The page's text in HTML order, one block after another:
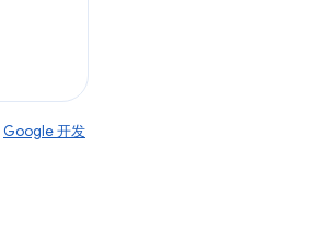
Google 开发